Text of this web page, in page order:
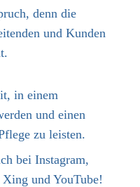
denn die
und Kunden
in einem
und einen
zu leisten.
bei Instagram,
und YouTube!